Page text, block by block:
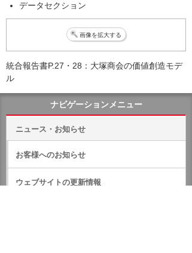
データセクション
画像を拡大する
統合報告書P.27・28：大塚商会の価値創造モデ
ル
ナビゲーションメニュー
ニュース・お知らせ
お客様へのお知らせ
ウェブサイトの更新情報